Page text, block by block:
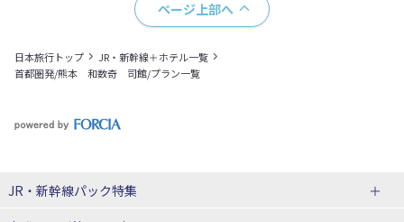
ページ上部へ
日本旅行トップ
JR・新幹線＋ホテル一覧
首都圏発/熊本 和数奇 司館/プラン一覧
JR・新幹線パック特集